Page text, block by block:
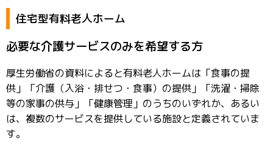
住宅型有料老人ホーム
必要な介護サービスのみを希望する方
厚生労働省の資料によると有料老人ホームは「食事の提
供」「介護（入浴・排せつ・食事）の提供」「洗濯・掃除
等の家事の供与」「健康管理」のうちのいずれか、あるい
は、複数のサービスを提供している施設と定義されていま
す。